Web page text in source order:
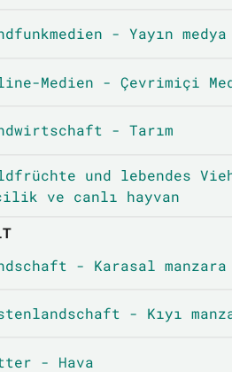
- Yayın medya
Medien - Çevrimiçi
- Tarım
und lebendes
ve canlı hayvan
- Karasal manzara
- Kıyı
- Hava